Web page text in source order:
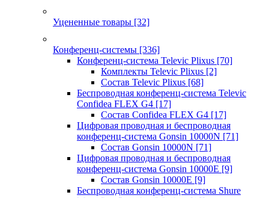
Уцененные товары [32]
Конференц-системы [336]
Конференц-система Televic Plixus [70]
Комплекты Televic Plixus [2]
Состав Televic Plixus [68]
Беспроводная конференц-система Televic
Confidea FLEX G4 [17]
Состав Confidea FLEX G4 [17]
Цифровая проводная и беспроводная
конференц-система Gonsin 10000N [71]
Состав Gonsin 10000N [71]
Цифровая проводная и беспроводная
конференц-система Gonsin 10000E [9]
Состав Gonsin 10000E [9]
Беспроводная конференц-система Shure